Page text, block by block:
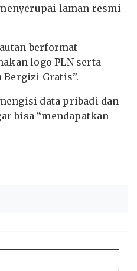
laman resmi
berformat
logo PLN serta
Bergizi Gratis”.
data pribadi dan
bisa “mendapatkan